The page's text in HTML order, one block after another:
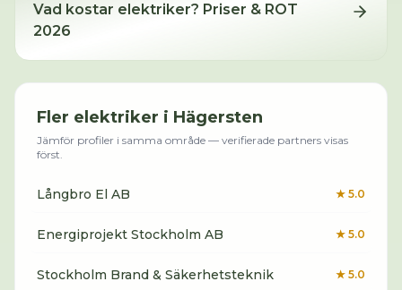
Vad kostar elektriker? Priser & ROT
2026
Fler elektriker i Hägersten
Jämför profiler i samma område — verifierade partners visas
först.
Långbro El AB ★ 5.0
Energiprojekt Stockholm AB ★ 5.0
Stockholm Brand & Säkerhetsteknik ★ 5.0